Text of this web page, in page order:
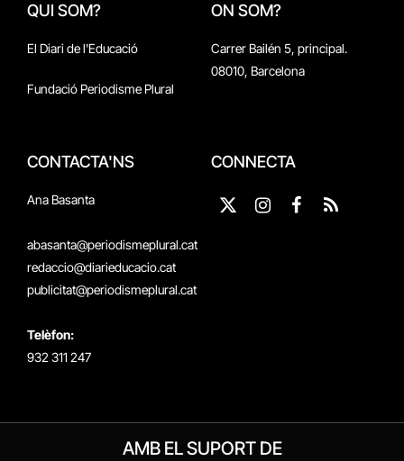
QUI SOM?
El Diari de l'Educació
Fundació Periodisme Plural
ON SOM?
Carrer Bailén 5, principal.
08010, Barcelona
CONTACTA'NS
Ana Basanta
abasanta@periodismeplural.cat
redaccio@diarieducacio.cat
publicitat@periodismeplural.cat
Telèfon:
932 311 247
CONNECTA
X
InstagramFacebook
RSS
AMB EL SUPORT DE